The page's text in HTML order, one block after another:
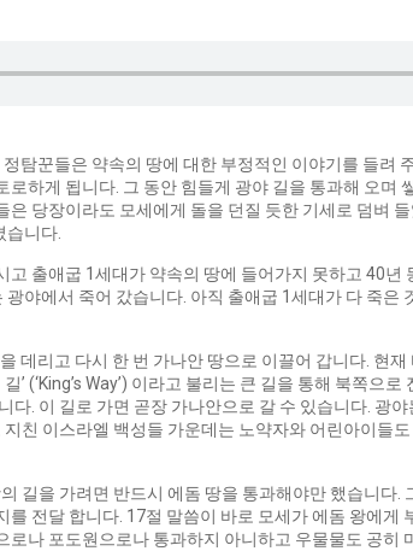
탐꾼들은 약속의 땅에 대한 부정적인 이야기를 들려
로하게 됩니다. 그 동안 힘들게 광야 길을 통과해 오
은 당장이라도 모세에게 돌을 던질 듯한 기세로 덤벼
습니다.
고 출애굽 1세대가 약속의 땅에 들어가지 못하고 40
야에서 죽어 갔습니다. 아직 출애굽 1세대가 다 죽
데리고 다시 한 번 가나안 땅으로 이끌어 갑니다. 현
’ (‘King’s Way’) 이라고 불리는 큰 길을 통해 북쪽으
다. 이 길로 가면 곧장 가나안으로 갈 수 있습니다. 광
친 이스라엘 백성들 가운데는 노약자와 어린아이들
길을 가려면 반드시 에돔 땅을 통과해야만 했습니
를 전달 합니다. 17절 말씀이 바로 모세가 에돔 왕에
로나 포도원으로나 통과하지 아니하고 우물물도 공